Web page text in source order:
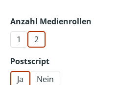
Anzahl Medienrollen
1
2
Postscriptauswählen
Ja
Nein